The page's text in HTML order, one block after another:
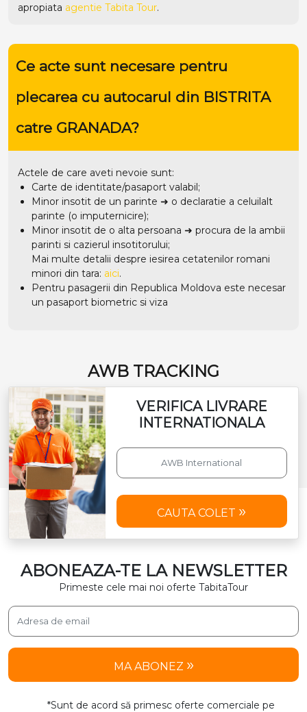
apropiata agentie Tabita Tour.
Ce acte sunt necesare pentru
plecarea cu autocarul din BISTRITA
catre GRANADA?
Actele de care aveti nevoie sunt:
Carte de identitate/pasaport valabil;
Minor insotit de un parinte ➜ o declaratie a celuilalt
parinte (o imputernicire);
Minor insotit de o alta persoana ➜ procura de la ambii
parinti si cazierul insotitorului;
Mai multe detalii despre iesirea cetatenilor romani
minori din tara: aici.
Pentru pasagerii din Republica Moldova este necesar
un pasaport biometric si viza
AWB TRACKING
VERIFICA LIVRARE
INTERNATIONALA
CAUTA COLET
ABONEAZA-TE LA NEWSLETTER
Primeste cele mai noi oferte TabitaTour
MA ABONEZ
*Sunt de acord să primesc oferte comerciale pe